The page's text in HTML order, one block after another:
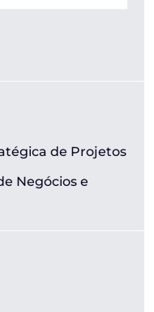
de Projetos
Negócios e